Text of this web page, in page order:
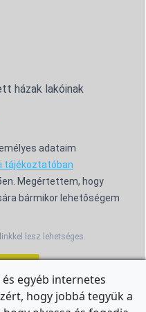
házak lakóinak
adataim
tájékoztatóban
Megértettem, hogy
bármikor lehetőségem
lesz lehetséges.
HERE.
egyéb internetes
hogy jobbá tegyük a